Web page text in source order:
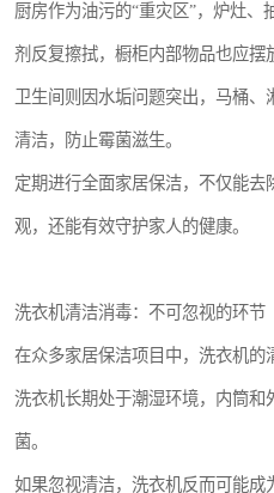
厨房作为油污的“重灾区”，炉灶
剂反复擦拭，橱柜内部物品也应摆
卫生间则因水垢问题突出，马桶
清洁，防止霉菌滋生。
定期进行全面家居保洁，不仅能
观，还能有效守护家人的健康。
洗衣机清洁消毒：不可忽视的环节
在众多家居保洁项目中，洗衣机的
洗衣机长期处于潮湿环境，内筒
菌。
如果忽视清洁，洗衣机反而可能成